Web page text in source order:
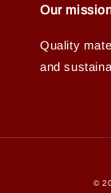
Our
Quality
and
©